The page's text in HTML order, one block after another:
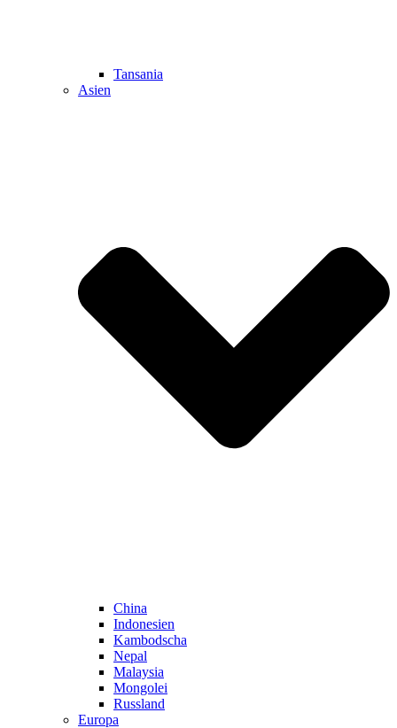
Tansania
Asien
China
Indonesien
Kambodscha
Nepal
Malaysia
Mongolei
Russland
Europa